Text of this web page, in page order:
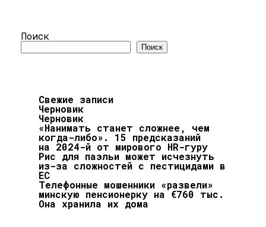
Поиск
Поиск
Свежие записи
Черновик
Черновик
«Нанимать станет сложнее, чем
когда-либо». 15 предсказаний
на 2024-й от мирового HR-гуру
Рис для паэльи может исчезнуть
из-за сложностей с пестицидами в
ЕС
Телефонные мошенники «развели»
минскую пенсионерку на €760 тыс.
Она хранила их дома